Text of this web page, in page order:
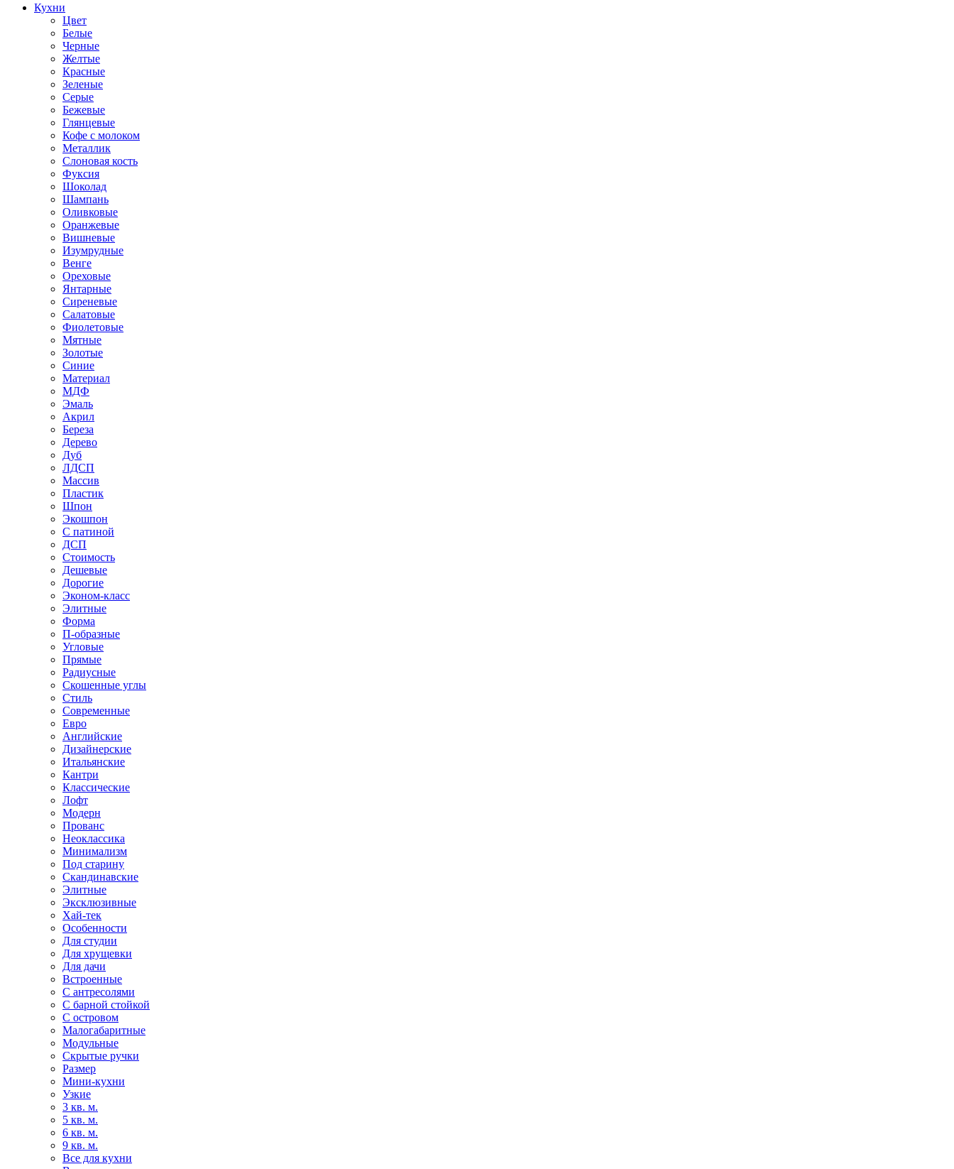
Кухни
Цвет
Белые
Черные
Желтые
Красные
Зеленые
Серые
Бежевые
Глянцевые
Кофе с молоком
Металлик
Слоновая кость
Фуксия
Шоколад
Шампань
Оливковые
Оранжевые
Вишневые
Изумрудные
Венге
Ореховые
Янтарные
Сиреневые
Салатовые
Фиолетовые
Мятные
Золотые
Синие
Материал
МДФ
Эмаль
Акрил
Береза
Дерево
Дуб
ЛДСП
Массив
Пластик
Шпон
Экошпон
С патиной
ДСП
Стоимость
Дешевые
Дорогие
Эконом-класс
Элитные
Форма
П-образные
Угловые
Прямые
Радиусные
Скошенные углы
Стиль
Современные
Евро
Английские
Дизайнерские
Итальянские
Кантри
Классические
Лофт
Модерн
Прованс
Неоклассика
Минимализм
Под старину
Скандинавские
Элитные
Эксклюзивные
Хай-тек
Особенности
Для студии
Для хрущевки
Для дачи
Встроенные
С антресолями
С барной стойкой
С островом
Малогабаритные
Модульные
Скрытые ручки
Размер
Мини-кухни
Узкие
3 кв. м.
5 кв. м.
6 кв. м.
9 кв. м.
Все для кухни